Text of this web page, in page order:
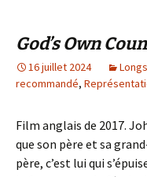
God’s Own
16 juillet 2024
recommandé,
Film anglais de 2017.
que son père et sa
père, c’est lui qui